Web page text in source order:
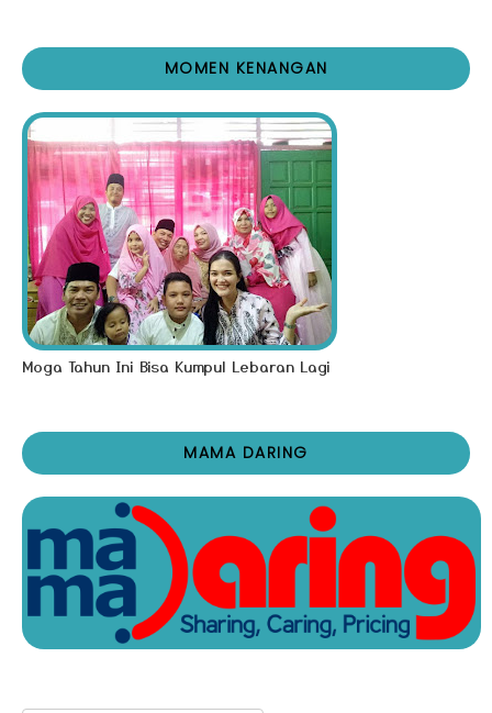
MOMEN KENANGAN
Moga Tahun Ini Bisa Kumpul Lebaran Lagi
MAMA DARING